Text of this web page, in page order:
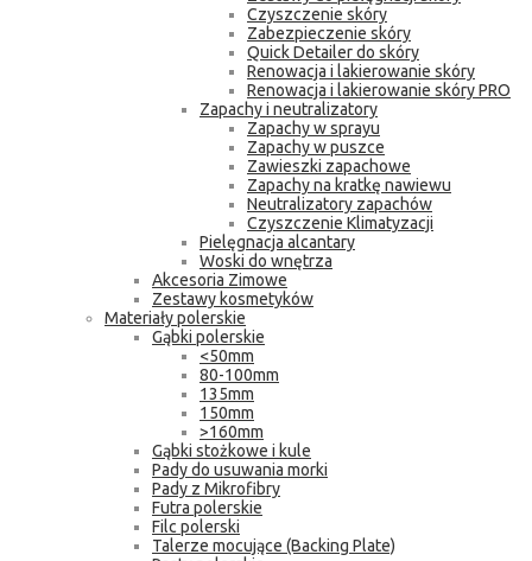
Czyszczenie skóry
Zabezpieczenie skóry
Quick Detailer do skóry
Renowacja i lakierowanie skóry
Renowacja i lakierowanie skóry PRO
Zapachy i neutralizatory
Zapachy w sprayu
Zapachy w puszce
Zawieszki zapachowe
Zapachy na kratkę nawiewu
Neutralizatory zapachów
Czyszczenie Klimatyzacji
Pielęgnacja alcantary
Woski do wnętrza
Akcesoria Zimowe
Zestawy kosmetyków
Materiały polerskie
Gąbki polerskie
<50mm
80-100mm
135mm
150mm
>160mm
Gąbki stożkowe i kule
Pady do usuwania morki
Pady z Mikrofibry
Futra polerskie
Filc polerski
Talerze mocujące (Backing Plate)